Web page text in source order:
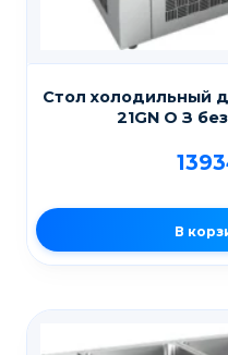
Стол холодильный
21GN О З
В